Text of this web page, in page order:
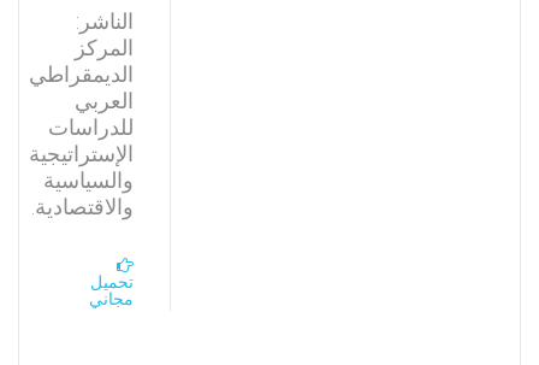
الناشر:
المركز
الديمقراطي
العربي
للدراسات
الإستراتيجية
والسياسية
والاقتصادية.
تحميل
مجاني